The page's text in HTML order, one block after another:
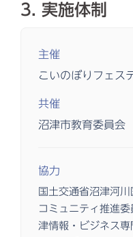
3. 実施体制
主催
こいのぼりフェス
共催
沼津市教育委員会
協力
国土交通省沼津河
コミュニティ推進
津情報・ビジネス